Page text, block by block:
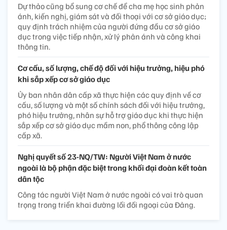
Dự thảo cũng bổ sung cơ chế để cha mẹ học sinh phản
ánh, kiến nghị, giám sát và đối thoại với cơ sở giáo dục;
quy định trách nhiệm của người đứng đầu cơ sở giáo
dục trong việc tiếp nhận, xử lý phản ánh và công khai
thông tin.
Cơ cấu, số lượng, chế độ đối với hiệu trưởng, hiệu phó
khi sắp xếp cơ sở giáo dục
Ủy ban nhân dân cấp xã thực hiện các quy định về cơ
cấu, số lượng và một số chính sách đối với hiệu trưởng,
phó hiệu trưởng, nhân sự hỗ trợ giáo dục khi thực hiện
sắp xếp cơ sở giáo dục mầm non, phổ thông công lập
cấp xã.
Nghị quyết số 23-NQ/TW: Người Việt Nam ở nước
ngoài là bộ phận đặc biệt trong khối đại đoàn kết toàn
dân tộc
Công tác người Việt Nam ở nước ngoài có vai trò quan
trọng trong triển khai đường lối đối ngoại của Đảng.